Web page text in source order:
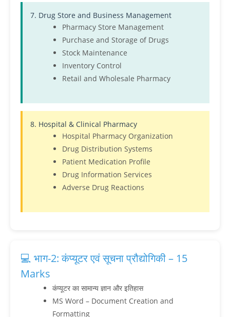
7. Drug Store and Business Management
Pharmacy Store Management
Purchase and Storage of Drugs
Stock Maintenance
Inventory Control
Retail and Wholesale Pharmacy
8. Hospital & Clinical Pharmacy
Hospital Pharmacy Organization
Drug Distribution Systems
Patient Medication Profile
Drug Information Services
Adverse Drug Reactions
💻 भाग-2: कंप्यूटर एवं सूचना प्रौद्योगिकी – 15
Marks
कंप्यूटर का सामान्य ज्ञान और इतिहास
MS Word – Document Creation and
Formatting